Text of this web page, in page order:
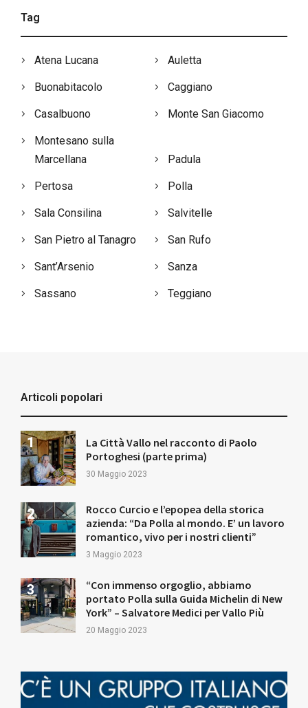
Tag
Atena Lucana Auletta
Buonabitacolo Caggiano
Casalbuono Monte San Giacomo
Montesano sulla
Marcellana
Padula
Pertosa Polla
Sala Consilina Salvitelle
San Pietro al Tanagro San Rufo
Sant’Arsenio Sanza
Sassano Teggiano
Articoli popolari
La Città Vallo nel racconto di Paolo
Portoghesi (parte prima)
30 Maggio 2023
Rocco Curcio e l’epopea della storica
azienda: “Da Polla al mondo. E’ un lavoro
romantico, vivo per i nostri clienti”
3 Maggio 2023
“Con immenso orgoglio, abbiamo
portato Polla sulla Guida Michelin di New
York” – Salvatore Medici per Vallo Più
20 Maggio 2023